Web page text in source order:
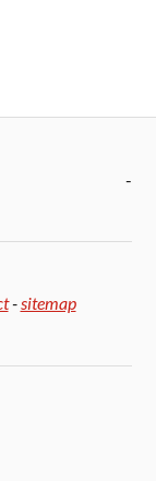
-
-sitemap